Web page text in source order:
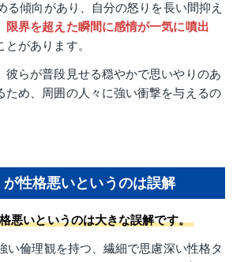
る傾向があり、自分の怒りを長い間抑え
限界を超えた瞬間に感情が一気に噴出
とがあります。
彼らが普段見せる穏やかで思いやりのあ
ため、周囲の人々に強い衝撃を与えるの
性格悪いというのは誤解
悪いというのは大きな誤解です。
い倫理観を持つ、繊細で思慮深い性格タ